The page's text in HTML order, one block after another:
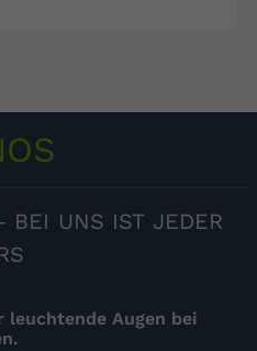
BEI UNS IST JEDER
leuchtende Augen bei